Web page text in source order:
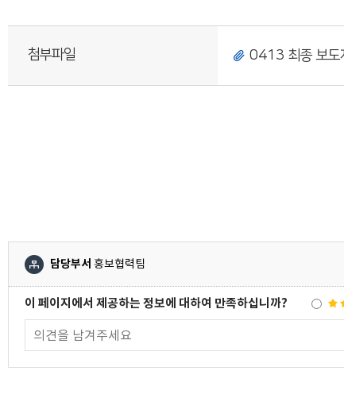
첨부파일 0413 최종 보도
담당부서 홍보협력팀
이 페이지에서 제공하는 정보에 대하여 만족하십니까?